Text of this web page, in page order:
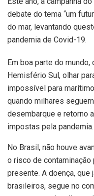
debate do tema “um
do mar, levantando
pandemia de Covid-19.
Em boa parte do
Hemisfério Sul, olhar
impossível para
quando milhares
desembarque e retorno
impostas pela pandemia.
No Brasil, não houve
o risco de
presente. A doença, que
brasileiros, segue no